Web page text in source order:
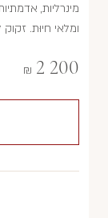
מינרליות,
ומלאי חיוּת.
2 200
₪